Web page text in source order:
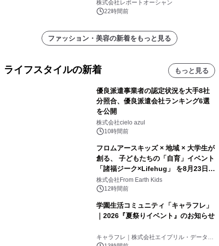
代ヘルスケア投資を加速
株式会社レポートオーシャン
22時間前
ファッション・美容の新着をもっと見る
ライフスタイルの新着 もっと見る
優良派遣事業者の認定状況を大手8社
分照合、優良派遣会社ランキング6選
を公開
株式会社cielo azul
10時間前
フロムアースキッズ × 地域 × 大学生が
創る、 子どもたちの「自育」イベント
「諸福ジーク×Lifehug」 を8月23日
(日)開催
株式会社From Earth Kids
12時間前
学園生活コミュニティ「キャラフレ」
｜2026『夏祭りイベント』のお知らせ
キャラフレ｜株式会社エイプリル・データ・